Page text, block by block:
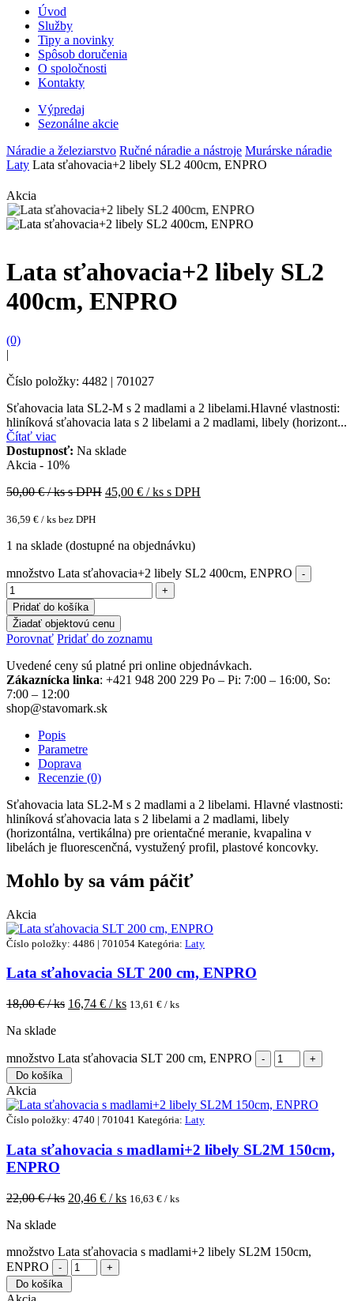
Úvod
Služby
Tipy a novinky
Spôsob doručenia
O spoločnosti
Kontakty
Výpredaj
Sezonálne akcie
Náradie a železiarstvo Ručné náradie a nástroje Murárske náradie
Laty Lata sťahovacia+2 libely SL2 400cm, ENPRO
Akcia
Lata sťahovacia+2 libely SL2
400cm, ENPRO
(0)
|
Číslo položky: 4482 | 701027
Sťahovacia lata SL2-M s 2 madlami a 2 libelami.Hlavné vlastnosti:
hliníková sťahovacia lata s 2 libelami a 2 madlami, libely (horizont...
Čítať viac
Dostupnosť: Na sklade
Akcia - 10%
50,00€ / ks s DPH 45,00 € / ks s DPH
36,59 € / ks bez DPH
1 na sklade (dostupné na objednávku)
množstvo Lata sťahovacia+2 libely SL2 400cm, ENPRO
Pridať do košíka
Žiadať objektovú cenu
Porovnať Pridať do zoznamu
Uvedené ceny sú platné pri online objednávkach.
Zákaznícka linka: +421 948 200 229 Po – Pi: 7:00 – 16:00, So:
7:00 – 12:00
shop@stavomark.sk
Popis
Parametre
Doprava
Recenzie (0)
Sťahovacia lata SL2-M s 2 madlami a 2 libelami. Hlavné vlastnosti:
hliníková sťahovacia lata s 2 libelami a 2 madlami, libely
(horizontálna, vertikálna) pre orientačné meranie, kvapalina v
libelách je fluorescenčná, vystužený profil, plastové koncovky.
Mohlo by sa vám páčiť
Akcia
Číslo položky: 4486 | 701054 Kategória: Laty
Lata sťahovacia SLT 200 cm, ENPRO
18,00€ / ks 16,74 € / ks 13,61 € / ks
Na sklade
množstvo Lata sťahovacia SLT 200 cm, ENPRO
Do košíka
Akcia
Číslo položky: 4740 | 701041 Kategória: Laty
Lata sťahovacia s madlami+2 libely SL2M 150cm,
ENPRO
22,00€ / ks 20,46 € / ks 16,63 € / ks
Na sklade
množstvo Lata sťahovacia s madlami+2 libely SL2M 150cm,
ENPRO
Do košíka